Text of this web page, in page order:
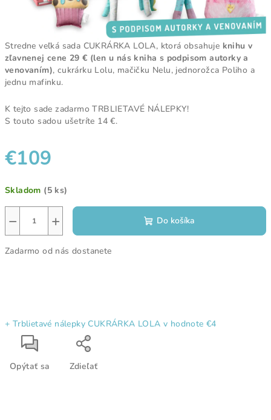
Stredne veľká sada CUKRÁRKA LOLA, ktorá obsahuje knihu v
zľavnenej cene 29 € (len u nás kniha s podpisom autorky a
venovaním), cukrárku Lolu, mačičku Nelu, jednorožca Poliho a
jednu mafinku.
K tejto sade zadarmo TRBLIETAVÉ NÁLEPKY!
S touto sadou ušetríte 14 €.
€109
cena:
Skladom (5 ks)
+
− Do košíka
Zadarmo od nás dostanete
+ Trblietavé nálepky CUKRÁRKA LOLA v hodnote €4
Opýtať sa Zdieľať